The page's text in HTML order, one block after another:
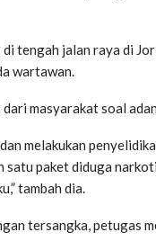
tengah jalan raya di
wartawan.
masyarakat soal
melakukan
paket diduga
tambah dia.
tersangka, petugas